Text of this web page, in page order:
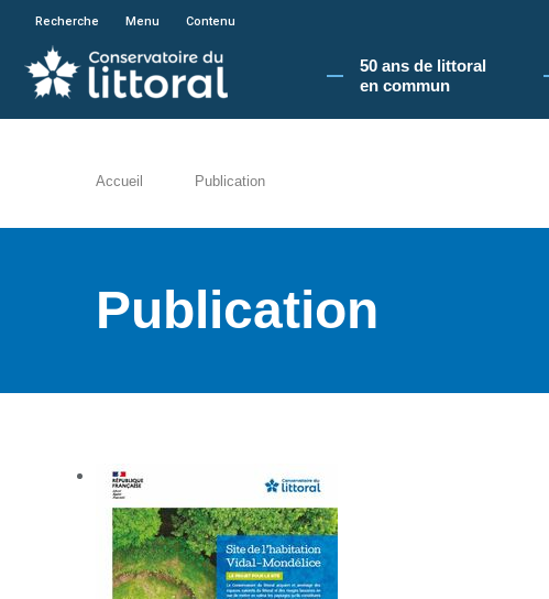
En poursuivant votre navigation sur le site du
Recherche Menu Contenu
50 ans de littoral
en commun​
Accueil Publication
Publication